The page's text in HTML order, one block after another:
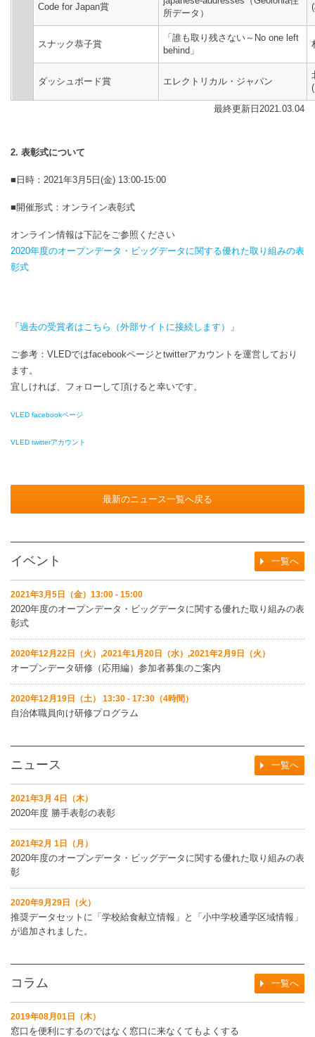
Code for Japan賞
所データ）
スナック恭子賞
「誰も取り残さない～No one left
behind」
ダッシュボード賞 エレクトリカル・ジャパン
最終更新日2021.03.04
2. 表彰式について
■日時：2021年3月5日(金) 13:00-15:00
■開催形式：オンライン表彰式
オンライン情報は下記をご参照ください
2020年度のオープンデータ・ビッグデータに関する優れた取り組みの表
彰式
「 過去の受賞者はこちら（外部サイトに接続します） 」
ご参考：VLEDではfacebookページとtwitterアカウントを運営しており
ます。
宜しければ、フォローして頂けると幸いです。
VLED facebookページ
VLED twitterアカウント
最新のニュース一覧へ戻る
イベント 一覧へ
2021年3月5日（金）13:00 - 15:00
2020年度のオープンデータ・ビッグデータに関する優れた取り組みの表
彰式
2020年12月22日（火）,2021年1月20日（水）,2021年2月9日（火）
オープンデータ研修（応用編）参加者募集のご案内
2020年12月19日（土） 13:30 - 17:30（4時間）
自治体職員向け研修プログラム
ニュース 一覧へ
2021年3月 4日（木）
2020年度 勝手表彰の表彰
2021年2月 1日（月）
2020年度のオープンデータ・ビッグデータに関する優れた取り組みの表
彰
2020年9月29日（火）
推奨データセットに「学校給食献立情報」と「小中学校通学区域情報」
が追加されました。
コラム 一覧へ
2019年08月01日（木）
窓口を便利にするのではなく窓口に来なくてもよくする